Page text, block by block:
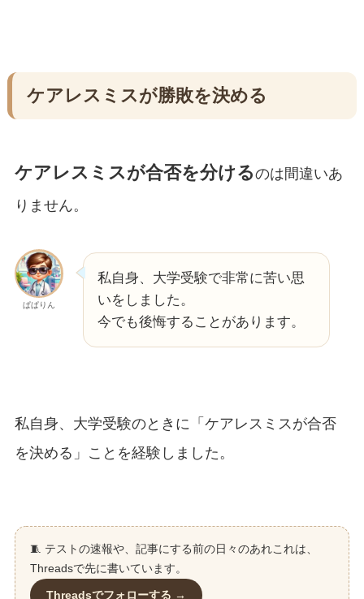
ケアレスミスが勝敗を決める
ケアレスミスが合否を分けるのは間違いあ
りません。
ぱぱりん
私自身、大学受験で非常に苦い思
いをしました。
今でも後悔することがあります。
私自身、大学受験のときに「ケアレスミスが合否
を決める」ことを経験しました。
🧵 テストの速報や、記事にする前の日々のあれこれは、
Threadsで先に書いています。
Threadsでフォローする →